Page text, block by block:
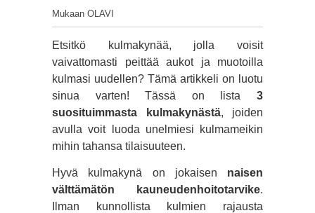
Mukaan OLAVI
Etsitkö kulmakynää, jolla voisit
vaivattomasti peittää aukot ja muotoilla
kulmasi uudellen? Tämä artikkeli on luotu
sinua varten! Tässä on lista 3
suosituimmasta kulmakynästä, joiden
avulla voit luoda unelmiesi kulmameikin
mihin tahansa tilaisuuteen.
Hyvä kulmakynä on jokaisen naisen
välttämätön kauneudenhoitotarvike.
Ilman kunnollista kulmien rajausta